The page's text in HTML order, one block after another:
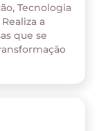
Tecnologia
a
que se